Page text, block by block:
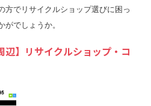
方でリサイクルショップ選びに困っ
がでしょうか。
辺】リサイクルショップ・コ